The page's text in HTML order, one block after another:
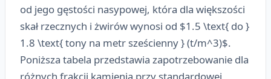
od jego gęstości nasypowej, która dla większości
skał rzecznych i żwirów wynosi od $1.5 \text{ do }
1.8 \text{ tony na metr sześcienny } (t/m^3)$.
Poniższa tabela przedstawia zapotrzebowanie dla
różnych frakcji kamienia przy standardowej